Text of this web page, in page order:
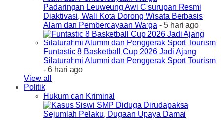
Padaringan Leuweung Awi Cisurupan Resmi
Diaktivasi, Wali Kota Dorong Wisata Berbasis
Alam dan Pemberdayaan Warga - 5 hari ago
Funtastic 8 Basketball Cup 2026 Jadi Ajang
Silaturahmi Alumni dan Penggerak Sport Tourism
- 6 hari ago
View all
Politik
Hukum dan Kriminal